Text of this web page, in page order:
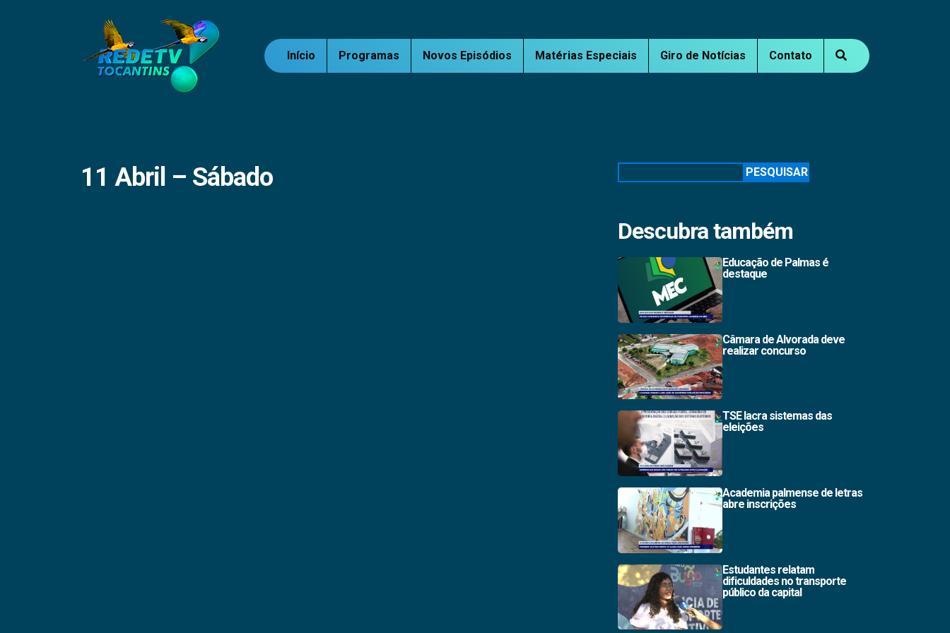
Início Programas Novos Episódios Matérias Especiais Giro de Notícias Contato
11 Abril – Sábado PESQUISAR
Descubra também
Educação de Palmas é
destaque
Câmara de Alvorada deve
realizar concurso
TSE lacra sistemas das
eleições
Academia palmense de letras
abre inscrições
Estudantes relatam
dificuldades no transporte
público da capital